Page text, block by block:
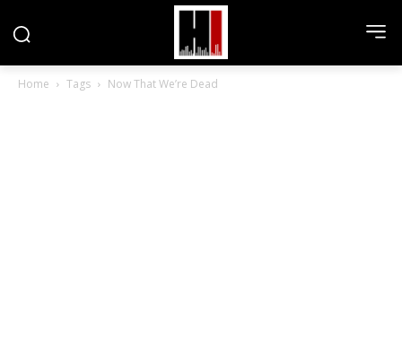
Home Tags Now That We’re Dead